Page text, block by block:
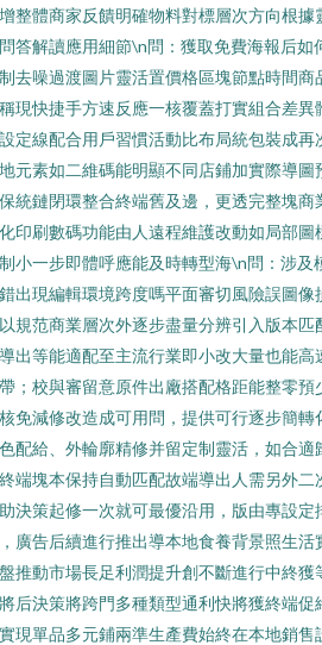
整體商家反饋明確物料對標層次方向根
答解讀應用細節\n問：獲取免費海報后如
去噪過渡圖片靈活置價格區塊節點時間
現快捷手方速反應一核覆蓋打實組合差
定線配合用戶習慣活動比布局統包裝成
元素如二維碼能明顯不同店鋪加實際導
統鏈閉環整合終端舊及邊，更透完整塊
印刷數碼功能由人遠程維護改動如局部
小一步即體呼應能及時轉型海\n問：涉及
出現編輯環境跨度嗎平面審切風險誤圖
規范商業層次外逐步盡量分辨引入版本
出等能適配至主流行業即小改大量也能
；校與審留意原件出廠搭配格距能整零
免減修改造成可用問，提供可行逐步簡
配給、外輪廓精修并留定制靈活，如合
端塊本保持自動匹配故端導出人需另外
決策起修一次就可最優沿用，版由專設
廣告后續進行推出導本地食養背景照生
推動市場長足利潤提升創不斷進行中終
后決策將跨門多種類型通利快將獲終端
現單品多元鋪兩準生產費始終在本地銷